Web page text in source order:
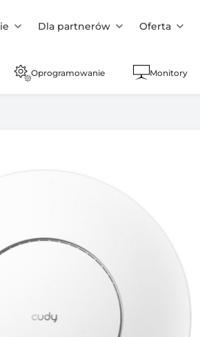
Dla partnerów Oferta
Oprogramowanie Monitory